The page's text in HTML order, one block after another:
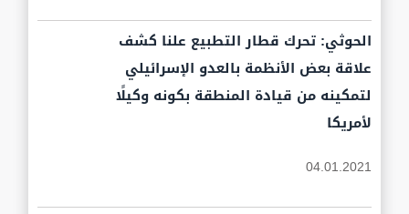
الحوثي: تحرك قطار التطبيع علنا كشف
علاقة بعض الأنظمة بالعدو الإسرائيلي
لتمكينه من قيادة المنطقة بكونه وكيلًا
لأمريكا
04.01.2021